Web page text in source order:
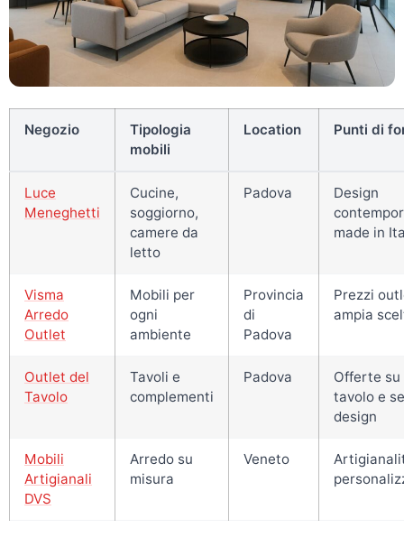
Negozio
Tipologia
mobili
Location Punti di
Luce
Meneghetti
Cucine,
soggiorno,
camere da
letto
Padova
Design
made in
Visma
Arredo
Outlet
Mobili per
ogni
ambiente
Provincia
di
Padova
Prezzi
ampia
Outlet del
Tavolo
Tavoli e
complementi
Padova
Offerte su
tavolo e
design
Mobili
Artigianali
DVS
Arredo su
misura
Veneto